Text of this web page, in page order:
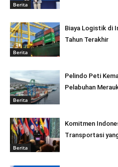
Berita
Berita
Biaya Logistik di
Tahun Terakhir
Berita
Pelindo Peti
Pelabuhan
Berita
Komitmen
Transportasi